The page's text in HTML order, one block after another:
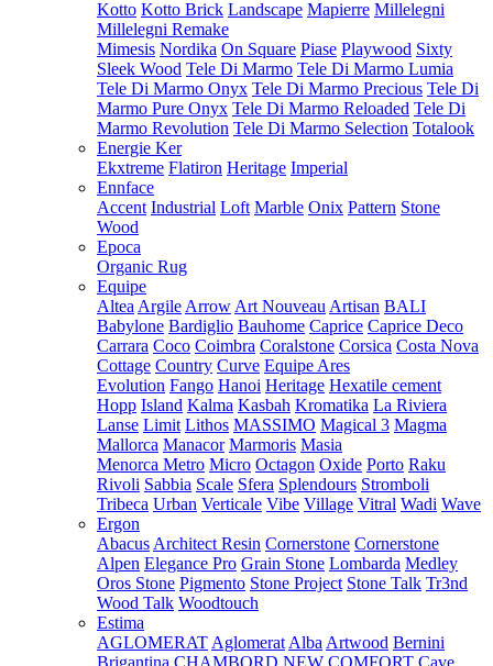
Kotto Kotto Brick Landscape Mapierre Millelegni
Millelegni Remake
Mimesis Nordika On Square Piase Playwood Sixty
Sleek Wood Tele Di Marmo Tele Di Marmo Lumia
Tele Di Marmo Onyx Tele Di Marmo Precious Tele Di
Marmo Pure Onyx Tele Di Marmo Reloaded Tele Di
Marmo Revolution Tele Di Marmo Selection Totalook
Energie Ker
Ekxtreme Flatiron Heritage Imperial
Ennface
Accent Industrial Loft Marble Onix Pattern Stone
Wood
Epoca
Organic Rug
Equipe
Altea Argile Arrow Art Nouveau Artisan BALI
Babylone Bardiglio Bauhome Caprice Caprice Deco
Carrara Coco Coimbra Coralstone Corsica Costa Nova
Cottage Country Curve Equipe Ares
Evolution Fango Hanoi Heritage Hexatile cement
Hopp Island Kalma Kasbah Kromatika La Riviera
Lanse Limit Lithos MASSIMO Magical 3 Magma
Mallorca Manacor Marmoris Masia
Menorca Metro Micro Octagon Oxide Porto Raku
Rivoli Sabbia Scale Sfera Splendours Stromboli
Tribeca Urban Verticale Vibe Village Vitral Wadi Wave
Ergon
Abacus Architect Resin Cornerstone Cornerstone
Alpen Elegance Pro Grain Stone Lombarda Medley
Oros Stone Pigmento Stone Project Stone Talk Tr3nd
Wood Talk Woodtouch
Estima
AGLOMERAT Aglomerat Alba Artwood Bernini